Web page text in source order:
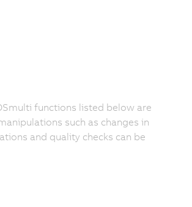
functions listed below are
such as changes in
and quality checks can be